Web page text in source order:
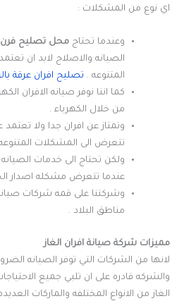
اي نوع من المشكلات :
وعندما تحتاج محل تصليح فرن
الصيانه والاصلاح لابد ان
المتنوعه . تصليح افران عرقة
كما اننا نوفر صيانه الافران
من خلال الكهرباء .
وتمتاز عن افران جدا ولا تعتمد
تتعرض الى المشكلات
ولكن تحتاج الى خدمات
عندما تتعرض مشكله اصدار
وشركتنا على قمه شركات
مناطق البلاد .
مميزات شركة صيانة افران الغاز
لانها من الشركات التي توفر الصيانه
والشركه قادره على ان تلبي جميع
الغاز من الانواع المختلفه والماركات